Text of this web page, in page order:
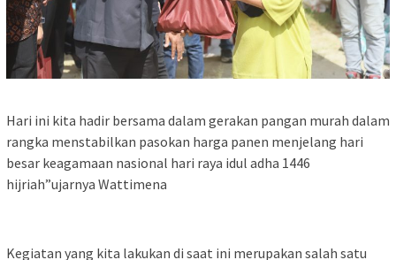
Hari ini kita hadir bersama dalam gerakan pangan murah dalam
rangka menstabilkan pasokan harga panen menjelang hari
besar keagamaan nasional hari raya idul adha 1446
hijriah”ujarnya Wattimena
Kegiatan yang kita lakukan di saat ini merupakan salah satu